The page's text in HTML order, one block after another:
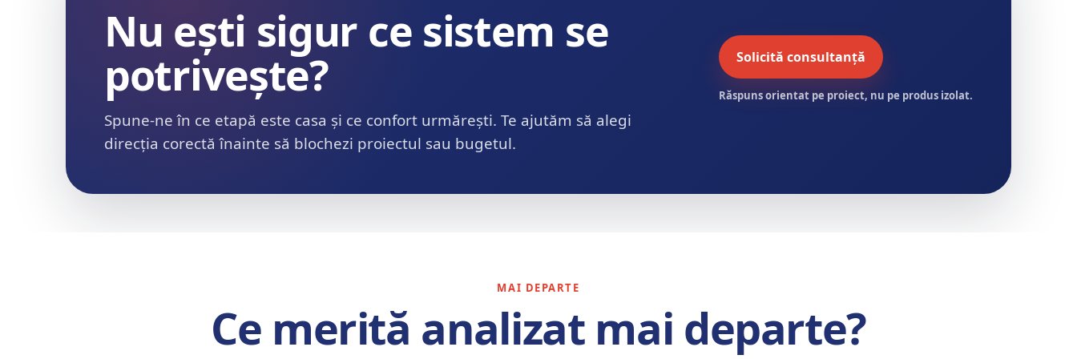
Nu ești sigur ce sistem se
potrivește?
Spune-ne în ce etapă este casa și ce confort urmărești. Te ajutăm să alegi
direcția corectă înainte să blochezi proiectul sau bugetul.
Solicită consultanță
Răspuns orientat pe proiect, nu pe produs izolat.
MAI DEPARTE
Ce merită analizat mai departe?